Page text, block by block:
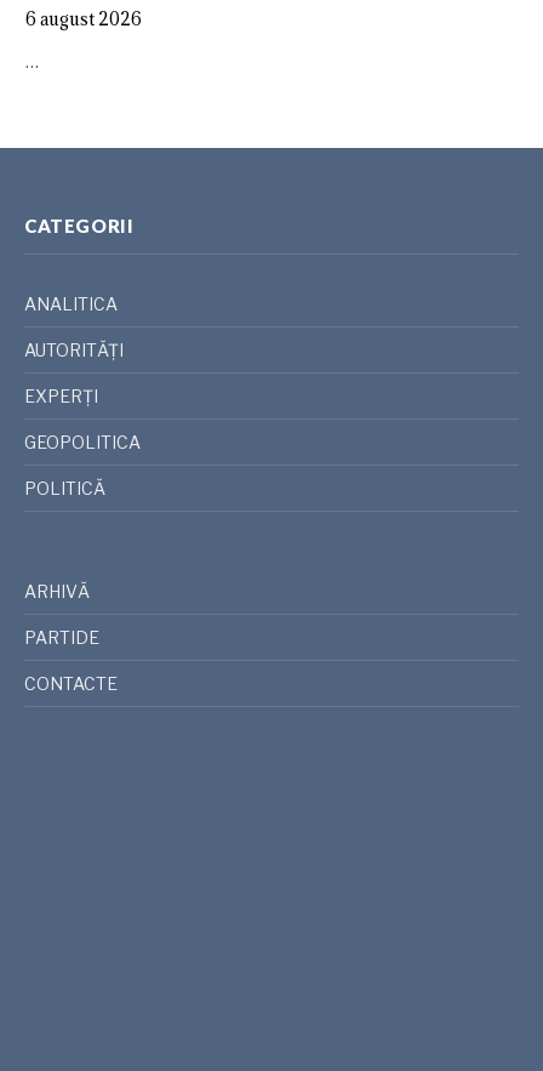
6 august 2026
…
CATEGORII
ANALITICA
AUTORITĂȚI
EXPERȚI
GEOPOLITICA
POLITICĂ
ARHIVĂ
PARTIDE
CONTACTE